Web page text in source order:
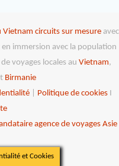
Vietnam circuits sur mesureavec
en immersion avec la population
voyages locales au Vietnam,
Birmanie
| Politique de cookiesI
agence de voyages Asie
et Cookies